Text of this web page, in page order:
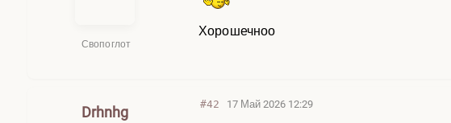
Свопоглот
Хорошечноо
Drhnhg #42 17 Май 2026 12:29